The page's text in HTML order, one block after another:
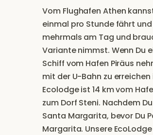
Vom Flughafen Athen
einmal pro Stunde fährt
mehrmals am Tag und
Variante nimmst. Wenn Du
Schiff vom Hafen Piräus
mit der U-Bahn zu
Ecolodge ist 14 km vom
zum Dorf Steni. Nachdem
Santa Margarita, bevor Du
Margarita. Unsere